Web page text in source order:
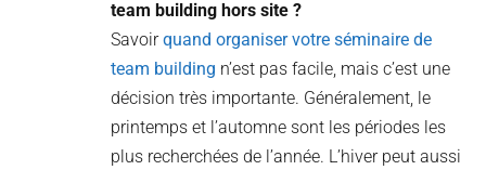
team building hors site ?
Savoirquand organiser votre séminaire de
team building n’est pas facile, mais c’est une
décision très importante. Généralement, le
printemps et l’automne sont les périodes les
plus recherchées de l’année. L’hiver peut aussi